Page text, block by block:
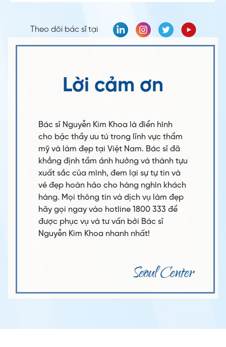
Theo dõi bác sĩ tại
Lời cảm ơn
Bác sĩ Nguyễn Kim Khoa là điển hình
cho bậc thầy ưu tú trong lĩnh vực thẩm
mỹ và làm đẹp tại Việt Nam. Bác sĩ đã
khẳng định tầm ảnh hưởng và thành tựu
xuất sắc của mình, đem lại sự tự tin và
vẻ đẹp hoàn hảo cho hàng nghìn khách
hàng. Mọi thông tin và dịch vụ làm đẹp
hãy gọi ngay vào hotline 1800 333 để
được phục vụ và tư vấn bởi Bác sĩ
Nguyễn Kim Khoa nhanh nhất!